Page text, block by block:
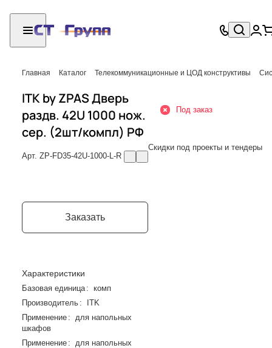
Главная Каталог Телекоммуникационные и ЦОД конструктивы
ITK by ZPAS Дверь
раздв. 42U 1000 нож.
сер. (2шт/компл) РФ
Арт. ZP-FD35-42U-1000-L-R
Заказать
Характеристики
Базовая единица : комп
Производитель :
ITK
Применение :
для напольных
шкафов
Применение :
для напольных
Под заказ
Скидки под проекты и тендеры